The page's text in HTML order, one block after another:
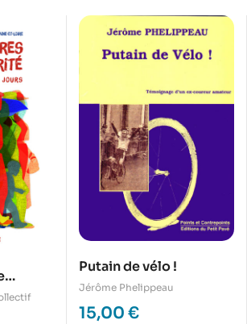
Putain de vélo !
Jérôme Phelippeau
15,00 €